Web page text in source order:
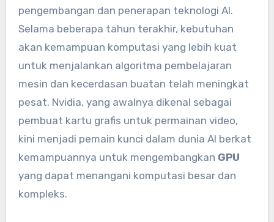
pengembangan dan penerapan teknologi AI.
Selama beberapa tahun terakhir, kebutuhan
akan kemampuan komputasi yang lebih kuat
untuk menjalankan algoritma pembelajaran
mesin dan kecerdasan buatan telah meningkat
pesat. Nvidia, yang awalnya dikenal sebagai
pembuat kartu grafis untuk permainan video,
kini menjadi pemain kunci dalam dunia AI berkat
kemampuannya untuk mengembangkan GPU
yang dapat menangani komputasi besar dan
kompleks.